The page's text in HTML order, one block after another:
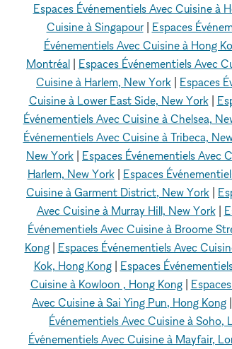
Espaces Événementiels Avec Cuisine à
Cuisine à Singapour| Espaces
Événementiels Avec Cuisine à Hong
Montréal | Espaces Événementiels Avec
Cuisine à Harlem, New York | Espaces
Cuisine à Lower East Side, New York|
Événementiels Avec Cuisine à Chelsea,
Événementiels Avec Cuisine à Tribeca,
New York | Espaces Événementiels Avec
Harlem, New York| Espaces
Cuisine à Garment District, New York |
Avec Cuisine à Murray Hill, New York|
Événementiels Avec Cuisine à Broome
Kong| Espaces Événementiels Avec
Kok, Hong Kong| Espaces
Cuisine à Kowloon , Hong Kong|
Avec Cuisine à Sai Ying Pun, Hong Kong |
Événementiels Avec Cuisine à Soho,
Événementiels Avec Cuisine à Mayfair,